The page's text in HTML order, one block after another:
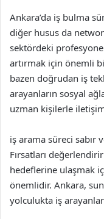
Ankara’da iş bulma
diğer husus da
sektördeki
artırmak için önemli
bazen doğrudan iş
arayanların sosyal
uzman kişilerle
iş arama süreci sabır
Fırsatları
hedeflerine ulaşmak
önemlidir. Ankara,
yolculukta iş